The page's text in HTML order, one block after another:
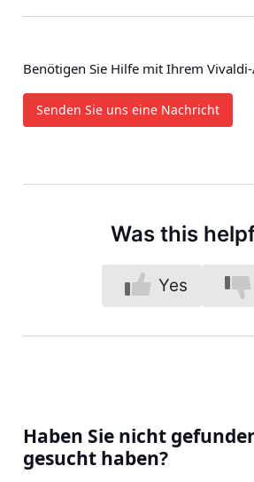
Benötigen Sie Hilfe mit Ihrem
Senden Sie uns eine Nachricht
Was this
Yes
Haben Sie nicht
gesucht haben?